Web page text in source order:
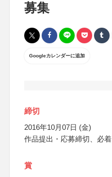
募集
Googleカレンダーに追加
締切
2016年10月07日 (金)
作品提出・応募締切、必着
賞